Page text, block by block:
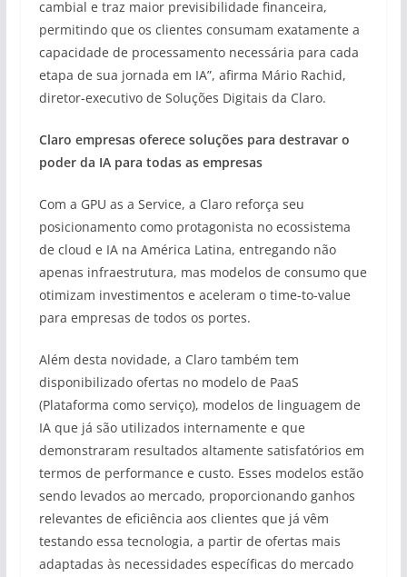
cambial e traz maior previsibilidade financeira,
permitindo que os clientes consumam exatamente a
capacidade de processamento necessária para cada
etapa de sua jornada em IA”, afirma Mário Rachid,
diretor-executivo de Soluções Digitais da Claro.
Claro empresas oferece soluções para destravar o
poder da IA para todas as empresas
Com a GPU as a Service, a Claro reforça seu
posicionamento como protagonista no ecossistema
de cloud e IA na América Latina, entregando não
apenas infraestrutura, mas modelos de consumo que
otimizam investimentos e aceleram o time-to-value
para empresas de todos os portes.
Além desta novidade, a Claro também tem
disponibilizado ofertas no modelo de PaaS
(Plataforma como serviço), modelos de linguagem de
IA que já são utilizados internamente e que
demonstraram resultados altamente satisfatórios em
termos de performance e custo. Esses modelos estão
sendo levados ao mercado, proporcionando ganhos
relevantes de eficiência aos clientes que já vêm
testando essa tecnologia, a partir de ofertas mais
adaptadas às necessidades específicas do mercado